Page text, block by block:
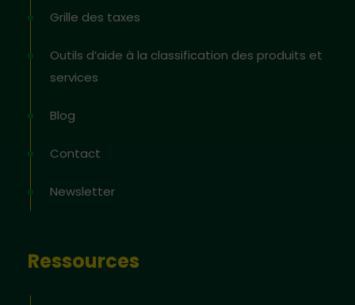
Grille des taxes
Outils d’aide à la classification des produits et
services
Blog
Contact
Newsletter
Ressources